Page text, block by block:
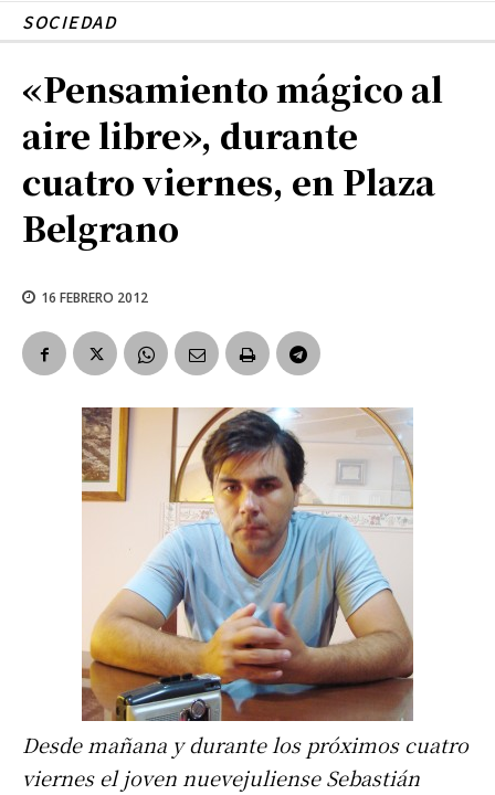
SOCIEDAD
«Pensamiento mágico al
aire libre», durante
cuatro viernes, en Plaza
Belgrano
16 FEBRERO 2012
Desde mañana y durante los próximos cuatro
viernes el joven nuevejuliense Sebastián